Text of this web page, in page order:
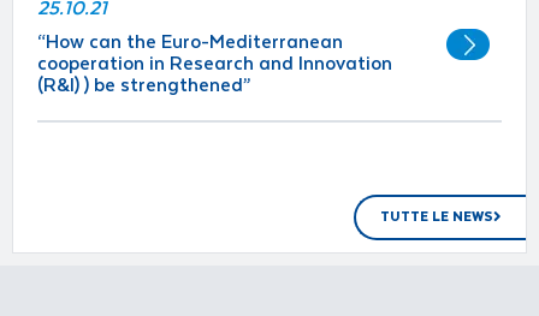
25.10.21
“How can the Euro-Mediterranean
cooperation in Research and Innovation
(R&I) ) be strengthened”
TUTTE LE NEWS